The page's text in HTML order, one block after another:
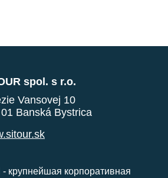
spol. s r.o.
Vansovej 10
Banská Bystrica
крупнейшая корпоративная